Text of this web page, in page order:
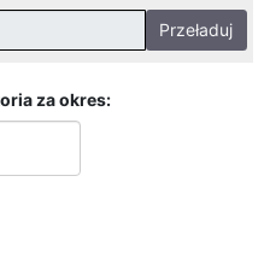
Przeładuj
1 - 2
za okres: